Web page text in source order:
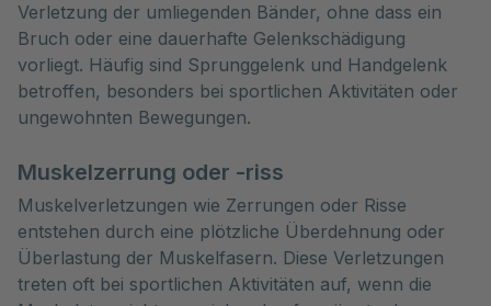
Verletzung der umliegenden Bänder, ohne dass ein
Bruch oder eine dauerhafte Gelenkschädigung
vorliegt. Häufig sind Sprunggelenk und Handgelenk
betroffen, besonders bei sportlichen Aktivitäten oder
ungewohnten Bewegungen.
Muskelzerrung oder -riss
Muskelverletzungen wie Zerrungen oder Risse
entstehen durch eine plötzliche Überdehnung oder
Überlastung der Muskelfasern. Diese Verletzungen
treten oft bei sportlichen Aktivitäten auf, wenn die